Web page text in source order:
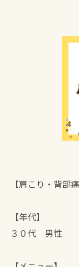
【肩こり・背部
【年代】
３０代 男性